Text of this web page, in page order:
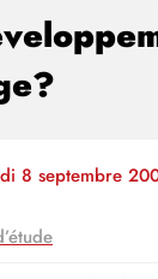
8 septembre